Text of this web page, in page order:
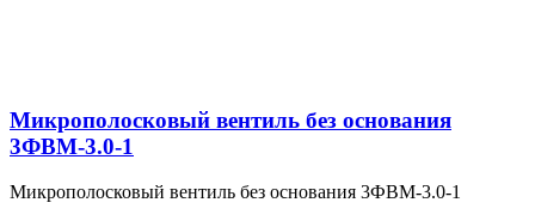
Микрополосковый вентиль без основания
3ФВМ-3.0-1
Микрополосковый вентиль без основания 3ФВМ-3.0-1